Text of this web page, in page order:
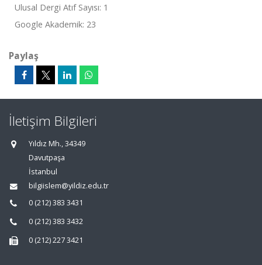
Ulusal Dergi Atıf Sayısı: 1
Google Akademik: 23
Paylaş
İletişim Bilgileri
Yıldız Mh., 34349
Davutpaşa
İstanbul
bilgiislem@yildiz.edu.tr
0 (212) 383 3431
0 (212) 383 3432
0 (212) 227 3421